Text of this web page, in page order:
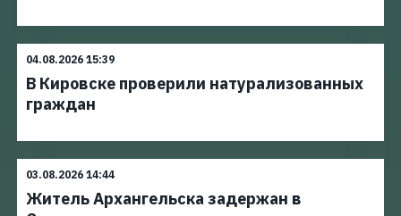
04.08.2026 15:39
В Кировске проверили натурализованных
граждан
03.08.2026 14:44
Житель Архангельска задержан в